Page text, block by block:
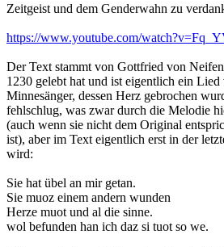
Zeitgeist und dem Genderwahn zu
https://www.youtube.com/
Der Text stammt von Gottfried von
1230 gelebt hat und ist eigentlich ein Lied
Minnesänger, dessen Herz gebrochen
fehlschlug, was zwar durch die Melodie
(auch wenn sie nicht dem Original
ist), aber im Text eigentlich erst in der
wird:
Sie hat übel an mir getan.
Sie muoz einem andern wunden
Herze muot und al die sinne.
wol befunden han ich daz si tuot so we.